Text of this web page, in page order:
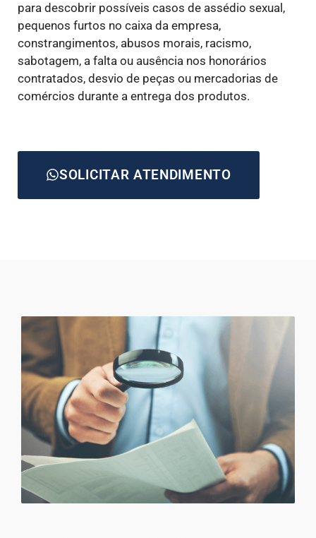
para descobrir possíveis casos de assédio sexual,
pequenos furtos no caixa da empresa,
constrangimentos, abusos morais, racismo,
sabotagem, a falta ou ausência nos honorários
contratados, desvio de peças ou mercadorias de
comércios durante a entrega dos produtos.
SOLICITAR ATENDIMENTO